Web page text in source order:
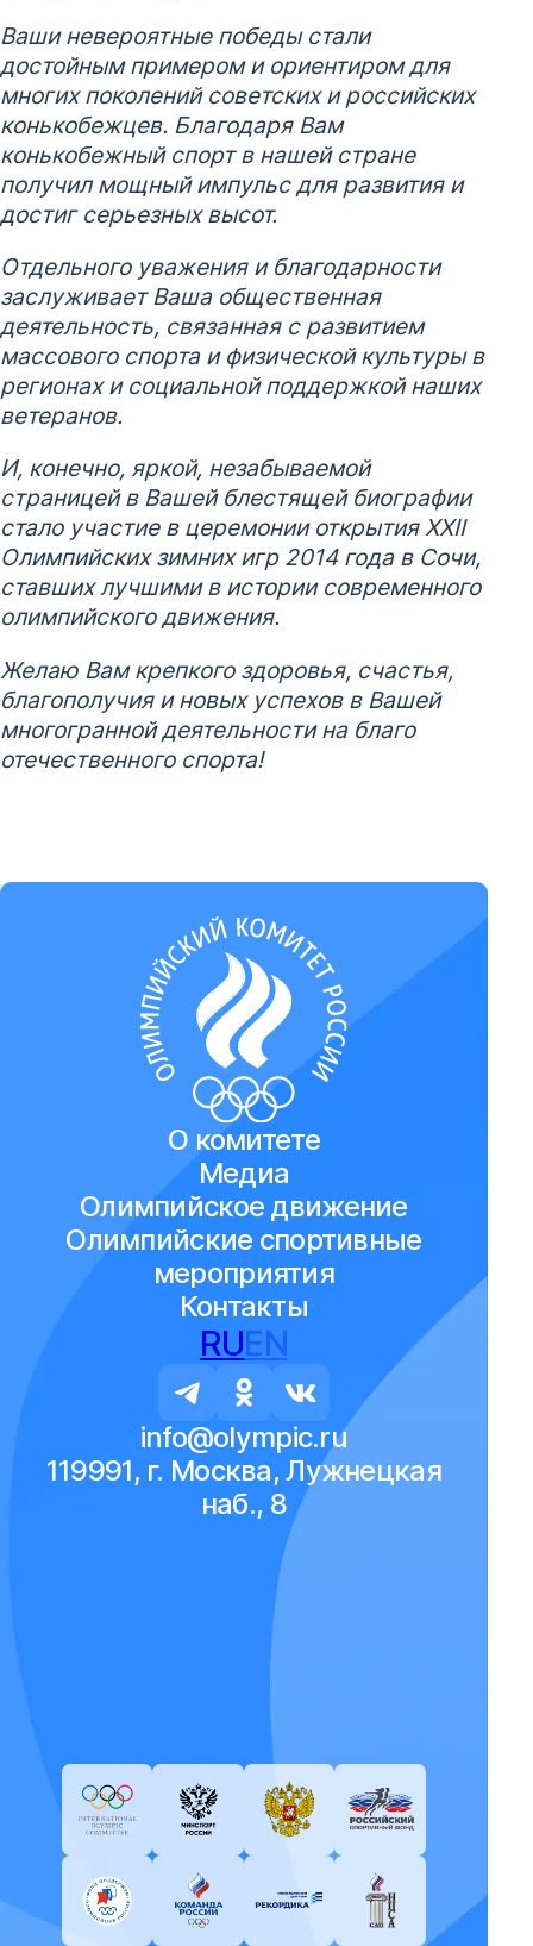
Ваши невероятные победы стали
достойным примером и ориентиром для
многих поколений советских и российских
конькобежцев. Благодаря Вам
конькобежный спорт в нашей стране
получил мощный импульс для развития и
достиг серьезных высот.
Отдельного уважения и благодарности
заслуживает Ваша общественная
деятельность, связанная с развитием
массового спорта и физической культуры в
регионах и социальной поддержкой наших
ветеранов.
И, конечно, яркой, незабываемой
страницей в Вашей блестящей биографии
стало участие в церемонии открытия XXII
Олимпийских зимних игр 2014 года в Сочи,
ставших лучшими в истории современного
олимпийского движения.
Желаю Вам крепкого здоровья, счастья,
благополучия и новых успехов в Вашей
многогранной деятельности на благо
отечественного спорта!
О комитете
Медиа
Олимпийское движение
Олимпийские спортивные
мероприятия
Контакты
RUEN
info@olympic.ru
119991, г. Москва, Лужнецкая
наб., 8